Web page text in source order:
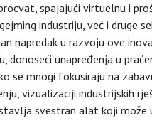
spajajući virtuelnu i
industriju, već i druge
napredak u razvoju ove
donoseći unapređenja u
se mnogi fokusiraju na
vizualizaciji industrijskih
svestran alat koji